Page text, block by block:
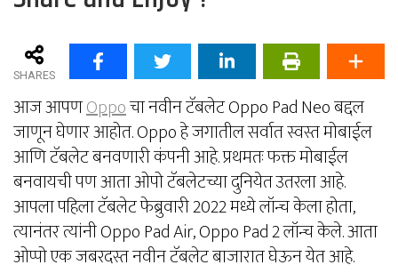
SHARES
आज आपणOppoचा नवीन टॅबलेट Oppo Pad Neo बद्दल
जाणून घेणार आहोत. Oppo हे जगातील सर्वात स्वस्त मोबाईल
आणि टॅबलेट बनवणारी कंपनी आहे. प्रथमतः फक्त मोबाईल
बनवायची पण आता ओपो टॅबलेटच्या दुनियेत उतरला आहे.
आपला पहिला टॅबलेट फेब्रुवारी 2022 मध्ये लॉन्च केला होता,
त्यानंतर त्यांनी Oppo Pad Air, Oppo Pad 2 लॉन्च केले. आता
ओप्पो एक जबरदस्त नवीन टॅबलेट बाजारात घेऊन येत आहे.